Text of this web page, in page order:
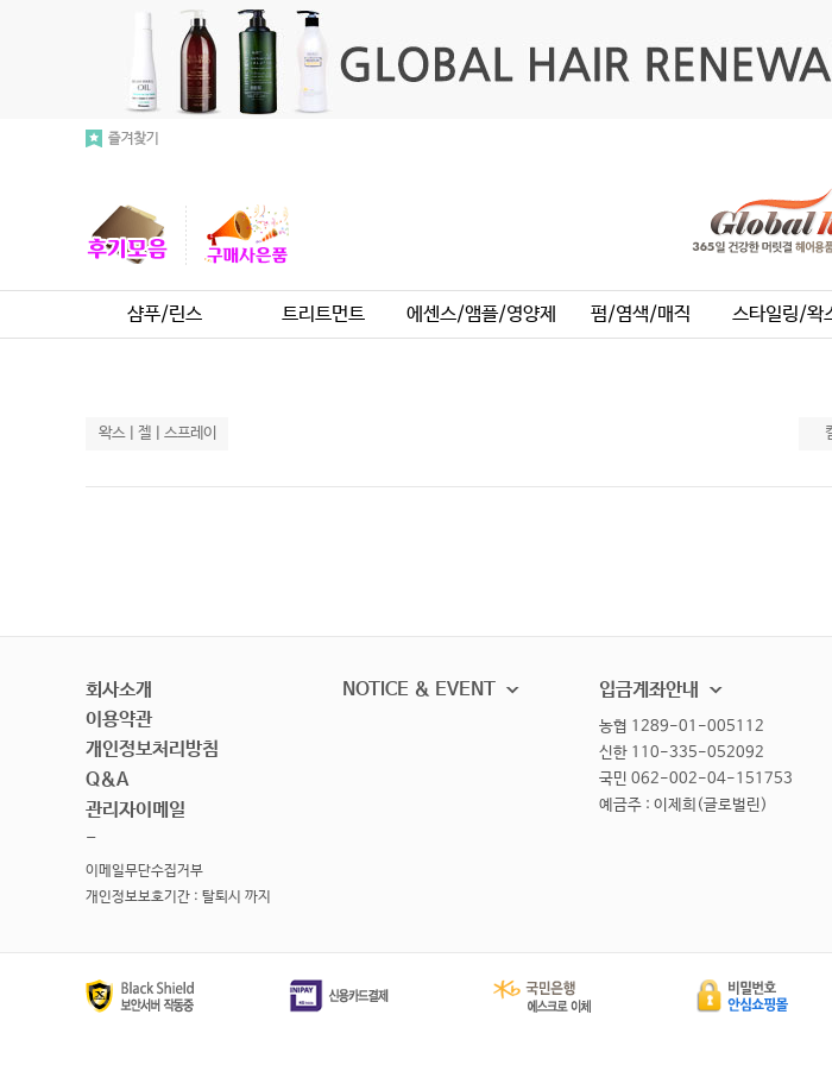
샴푸/린스 트리트먼트 에센스/앰플/영양제 펌/염색/매직 스타일링/왁
왁스ㅣ젤ㅣ스프레이
회사소개
이용약관
개인정보처리방침
Q&A
관리자이메일
-
이메일무단수집거부
개인정보보호기간 : 탈퇴시 까지
NOTICE & EVENT 입금계좌안내
농협 1289-01-005112
신한 110-335-052092
국민 062-002-04-151753
예금주 : 이제희(글로벌린)